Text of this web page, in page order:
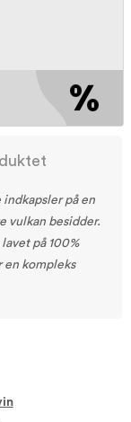
på en
vulkan besidder.
på 100%
en kompleks